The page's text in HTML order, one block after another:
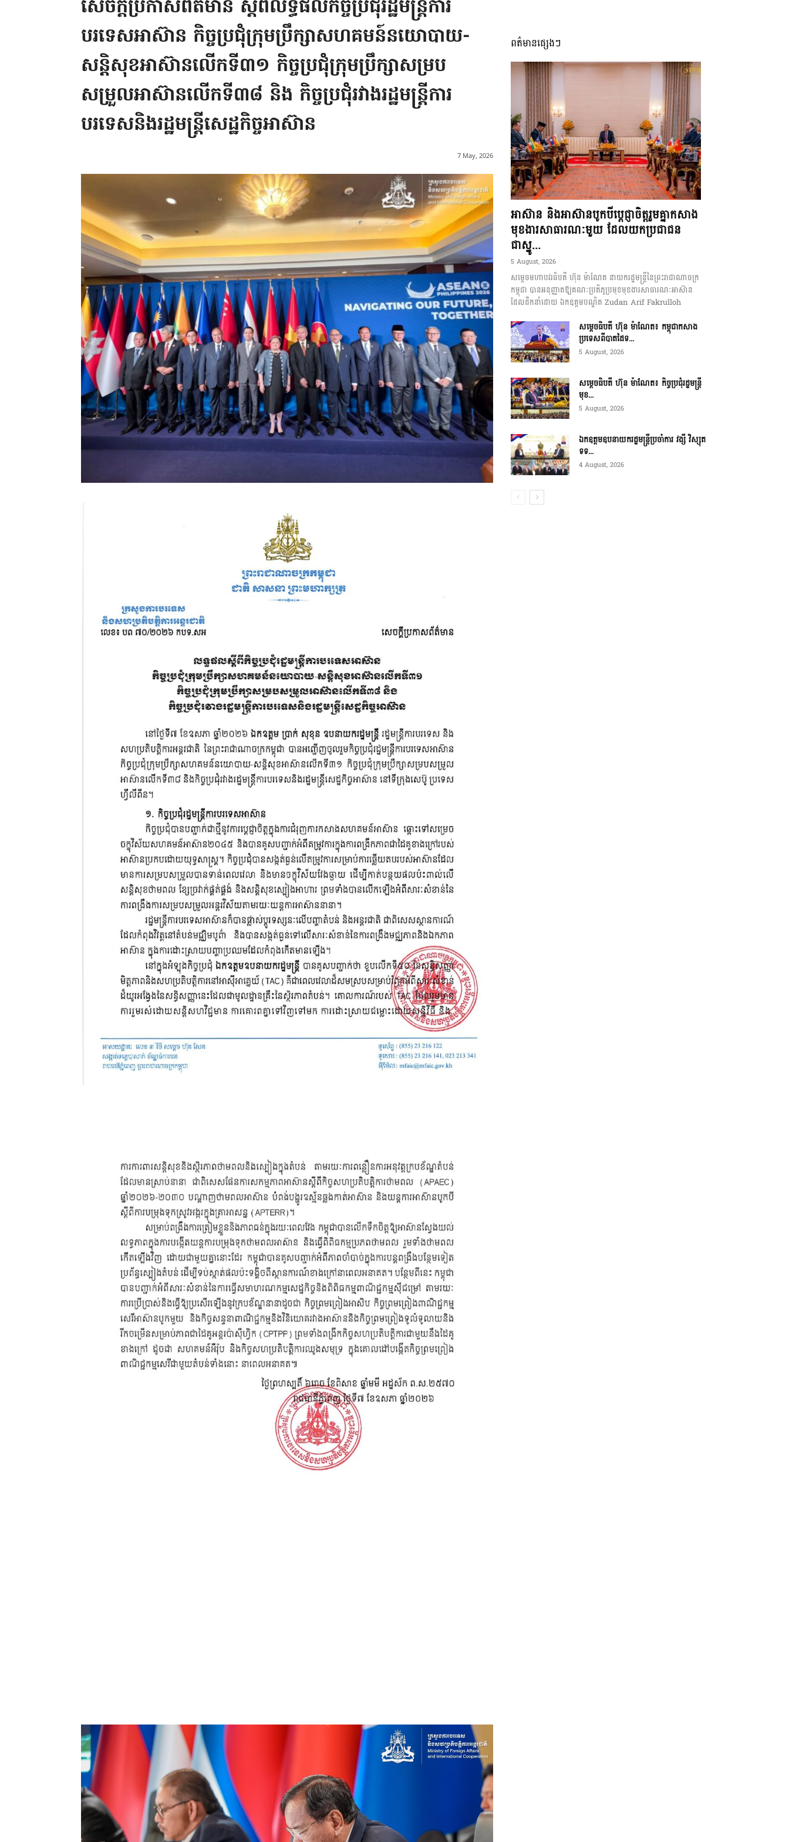
ភាព​
ព័ត៌មាន​
និង
ប្រតិកម្ម
សេចក្តីប្រកាសព័ត៌មាន ស្តីពីលទ្ធផលកិច្ចប្រជុំរដ្ឋមន្ត្រីការ
បរទេសអាស៊ាន កិច្ចប្រជុំក្រុមប្រឹក្សាសហគមន៍នយោបាយ-
សន្តិសុខអាស៊ានលើកទី៣១ កិច្ចប្រជុំក្រុមប្រឹក្សាសម្រប
សម្រួលអាស៊ានលើកទី៣៨ និង កិច្ចប្រជុំរវាងរដ្ឋមន្ត្រីការ
បរទេសនិងរដ្ឋមន្ត្រីសេដ្ឋកិច្ចអាស៊ាន
7 May, 2026
ពត៌មានផ្សេងៗ
អាស៊ាន និងអាស៊ានបូកបីប្តេជ្ញាចិត្តរួមគ្នាកសាង
មុខងារសាធារណៈមួយ ដែលយកប្រជាជន
ជាស្នូ...
5 August, 2026
សម្តេចមហាបវរធិបតី ហ៊ុន ម៉ាណែត នាយករដ្ឋមន្ត្រីនៃព្រះរាជាណាចក្រ
កម្ពុជា បានអនុញ្ញាតឱ្យគណៈប្រតិភូប្រមុខមុខងារសាធារណៈអាស៊ាន
ដែលដឹកនាំដោយ ឯកឧត្តមបណ្ឌិត Zudan Arif Fakrulloh
សម្ដេចធិបតី ហ៊ុន ម៉ាណែត៖ កម្ពុជាកសាង
ប្រទេសពីបាតដៃទ...
5 August, 2026
សម្ដេចធិបតី ហ៊ុន ម៉ាណែត៖ កិច្ចប្រជុំរដ្ឋមន្ត្រី
មុខ...
5 August, 2026
ឯកឧត្តមឧបនាយករដ្ឋមន្ត្រីប្រចាំការ វង្សី វិស្សុត
ទទ...
4 August, 2026